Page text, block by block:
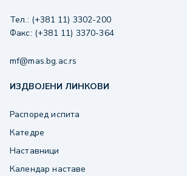
Тел.: (+381 11) 3302-200
Факс: (+381 11) 3370-364
mf@mas.bg.ac.rs
ИЗДВОЈЕНИ ЛИНКОВИ
Распоред испита
Катедре
Наставници
Календар наставе